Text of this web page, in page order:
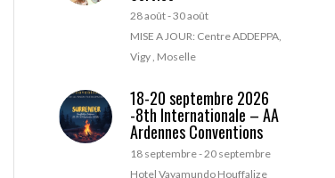
28 août-30 août
MISE A JOUR: Centre ADDEPPA,
Vigy , Moselle
18-20 septembre 2026
-8th Internationale – AA
Ardennes Conventions
18 septembre-20 septembre
Hotel Vayamundo Houffalize